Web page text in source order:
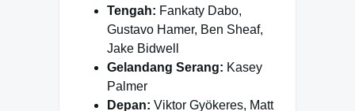
Tengah: Fankaty Dabo,
Gustavo Hamer, Ben Sheaf,
Jake Bidwell
Gelandang Serang: Kasey
Palmer
Depan: Viktor Gyökeres, Matt